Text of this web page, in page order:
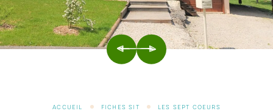
PRÉCÉDENTSUIVANT
ACCUEIL FICHES SIT LES SEPT COEURS